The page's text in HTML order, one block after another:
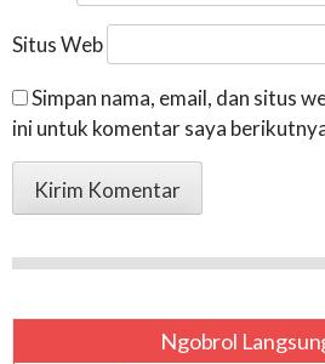
Situs Web
Simpan nama, email, dan situs
ini untuk komentar saya
Ngobrol